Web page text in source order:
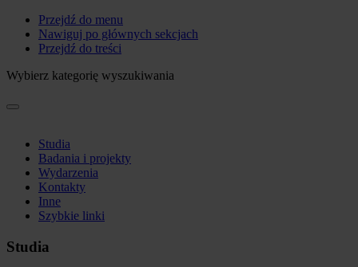
Przejdź do menu
Nawiguj po głównych sekcjach
Przejdź do treści
Wybierz kategorię wyszukiwania
Studia
Badania i projekty
Wydarzenia
Kontakty
Inne
Szybkie linki
Studia